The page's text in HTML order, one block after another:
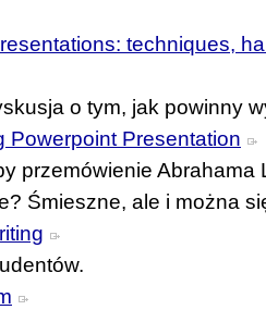
techniques,
o tym, jak powinny
Powerpoint Presentation
przemówienie
Śmieszne, ale i można